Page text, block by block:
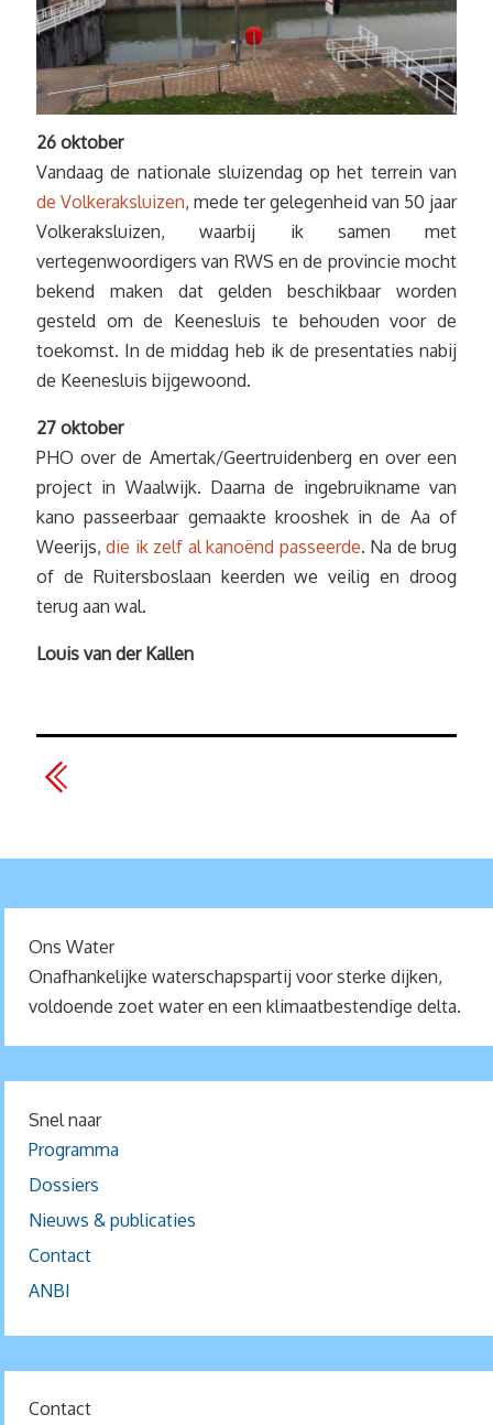
26 oktober
Vandaag de nationale sluizendag op het terrein van
de Volkeraksluizen, mede ter gelegenheid van 50 jaar
Volkeraksluizen, waarbij ik samen met
vertegenwoordigers van RWS en de provincie mocht
bekend maken dat gelden beschikbaar worden
gesteld om de Keenesluis te behouden voor de
toekomst. In de middag heb ik de presentaties nabij
de Keenesluis bijgewoond.
27 oktober
PHO over de Amertak/Geertruidenberg en over een
project in Waalwijk. Daarna de ingebruikname van
kano passeerbaar gemaakte krooshek in de Aa of
Weerijs,die ik zelf al kanoënd passeerde. Na de brug
of de Ruitersboslaan keerden we veilig en droog
terug aan wal.
Louis van der Kallen
Ons Water
Onafhankelijke waterschapspartij voor sterke dijken,
voldoende zoet water en een klimaatbestendige delta.
Snel naar
Programma
Dossiers
Nieuws & publicaties
Contact
ANBI
Contact